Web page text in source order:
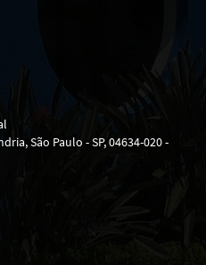
São Paulo - SP, 04634-020 -